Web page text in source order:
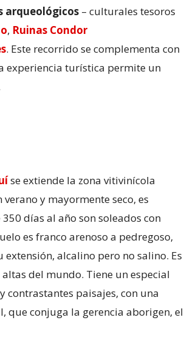
arqueológicos – culturales tesoros
, Ruinas Condor
. Este recorrido se complementa con
experiencia turística permite un
se extiende la zona vitivinícola
y mayormente seco, es
días al año son soleados con
es franco arenoso a pedregoso,
alcalino pero no salino. Es
del mundo. Tiene un especial
paisajes, con una
conjuga la gerencia aborigen, el